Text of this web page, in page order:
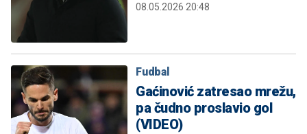
08.05.2026 20:48
Fudbal
Gaćinović zatresao mrežu,
pa čudno proslavio gol
(VIDEO)